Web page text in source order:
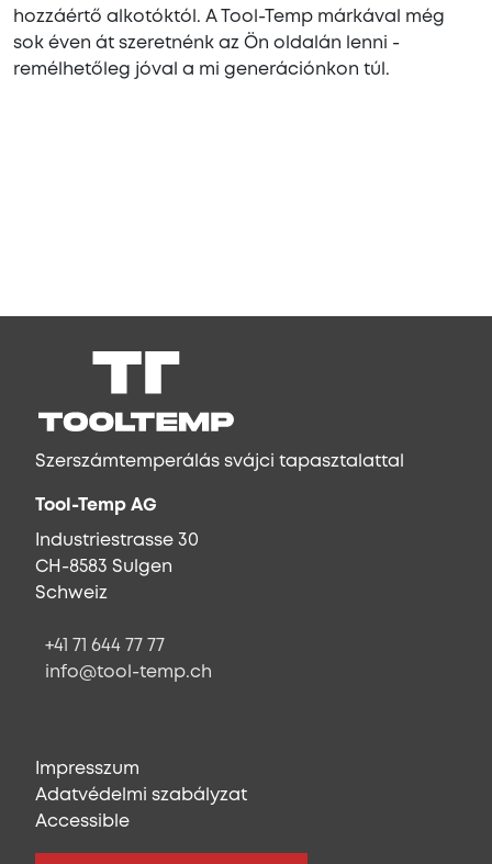
hozzáértő alkotóktól. A Tool-Temp márkával még
sok éven át szeretnénk az Ön oldalán lenni -
remélhetőleg jóval a mi generációnkon túl.
Szerszámtemperálás svájci tapasztalattal
Tool-Temp AG
Industriestrasse 30
CH-8583 Sulgen
Schweiz
+41 71 644 77 77
info@tool-temp.ch
Impresszum
Adatvédelmi szabályzat
Accessible